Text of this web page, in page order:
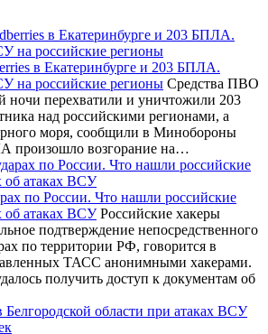
в Екатеринбурге и 203 БПЛА.
на российские регионы Средства ПВО
ночи перехватили и уничтожили 203
над российскими регионами, а
моря, сообщили в Минобороны
произошло возгорание на…
по России. Что нашли российские
об атаках ВСУРоссийские хакеры
подтверждение непосредственного
по территории РФ, говорится в
ТАСС анонимными хакерами.
получить доступ к документам об